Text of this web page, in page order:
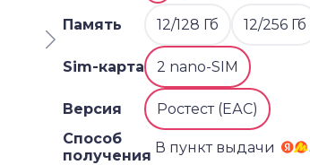
Память 12/128 Гб 12/256 Гб
Sim-карта 2 nano-SIM
Версия
Ростест (ЕАС)
Способ
получения В пункт выдачи